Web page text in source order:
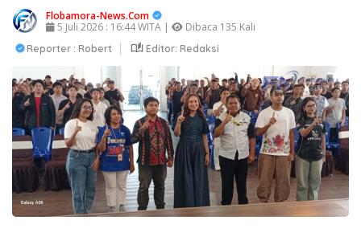
Flobamora-News.Com
5 Juli 2026 : 16:44 WITA |
Dibaca 135 Kali
Reporter : Robert Editor: Redaksi